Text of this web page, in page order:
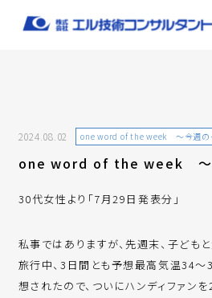
2024.08.02 one word of the week ～今週の
one word of the week ～
30代女性より「7月29日発表分」
私事ではありますが、先週末、子ども
旅行中、3日間とも予想最高気温34
想されたので、ついにハンディファンを